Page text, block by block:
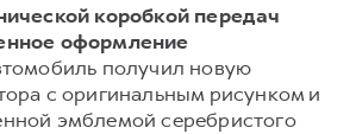
коробкой передач
оформление
получил новую
с оригинальным рисунком и
эмблемой серебристого